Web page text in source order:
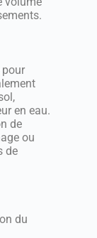
en eau.
de
ou
de
du